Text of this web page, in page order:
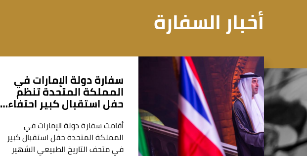
أخبار السفارة
سفارة دولة الإمارات في
المملكة المتحدة تنظم
حفل استقبال كبير احتفاء…
أقامت سفارة دولة الإمارات في
المملكة المتحدة حفل استقبال كبير
في متحف التاريخ الطبيعي الشهير